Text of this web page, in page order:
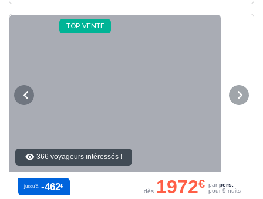
TOP VENTE
366 voyageurs intéressés !
jusqu’à -462€
dès 1972€ par pers.
pour 9 nuits